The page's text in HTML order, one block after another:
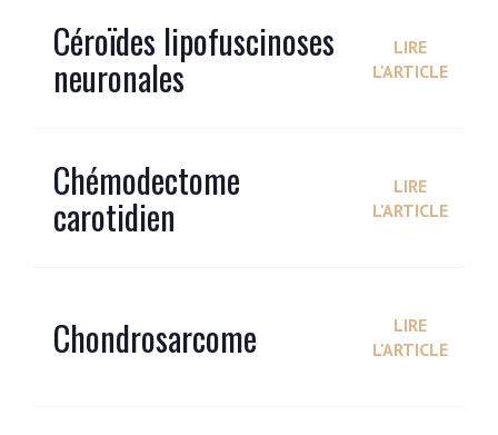
Céroïdes lipofuscinoses
neuronales
LIRE
L'ARTICLE
Chémodectome
carotidien
LIRE
L'ARTICLE
Chondrosarcome
LIRE
L'ARTICLE